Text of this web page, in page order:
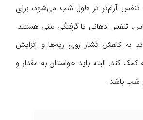
آرام‌تر در طول شب می‌شود، برای
تنفس دهانی یا گرفتگی بینی هستند.
به کاهش فشار روی ریه‌ها و افزایش
کمک کند. البته باید حواستان به مقدار و
شب باشد.